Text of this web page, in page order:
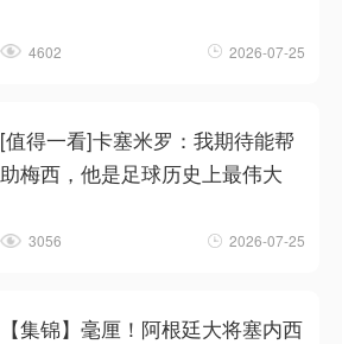
4602 2026-07-25
[值得一看]卡塞米罗：我期待能帮
助梅西，他是足球历史上最伟大
3056 2026-07-25
【集锦】毫厘！阿根廷大将塞内西